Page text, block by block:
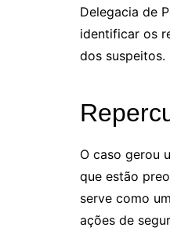
Delegacia de
identificar os
dos suspeitos.
O caso gerou
que estão
serve como
ações de